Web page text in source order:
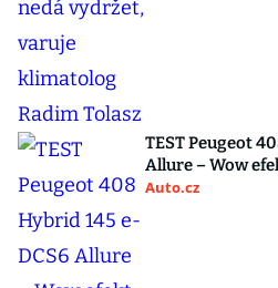
TEST Peugeot
Allure – Wow
Auto.cz